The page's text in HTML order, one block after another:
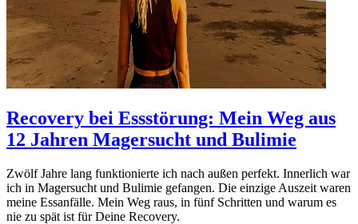
Recovery bei Essstörung: Mein Weg aus
12 Jahren Magersucht und Bulimie
Zwölf Jahre lang funktionierte ich nach außen perfekt. Innerlich war
ich in Magersucht und Bulimie gefangen. Die einzige Auszeit waren
meine Essanfälle. Mein Weg raus, in fünf Schritten und warum es
nie zu spät ist für Deine Recovery.